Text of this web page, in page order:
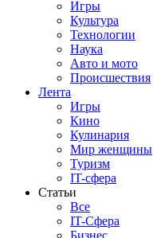
Игры
Культура
Технологии
Наука
Авто и мото
Происшествия
Лента
Игры
Кино
Кулинария
Мир женщины
Туризм
IT-сфера
Статьи
Все
IT-Сфера
Бизнес